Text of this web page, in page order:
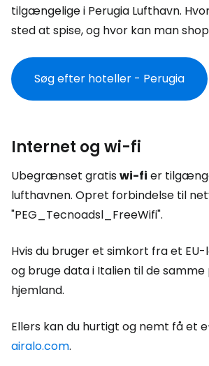
tilgængelige i Perugia Lufthavn.
sted at spise, og hvor kan man
Søg efter hoteller - Perugia
Internet og wi-fi
Ubegrænset gratiswi-fi er
lufthavnen. Opret forbindelse til
"PEG_Tecnoadsl_FreeWifi".
Hvis du bruger et simkort fra et EU-
og bruge data i Italien til de samme
hjemland.
Ellers kan du hurtigt og nemt få et
airalo.com.